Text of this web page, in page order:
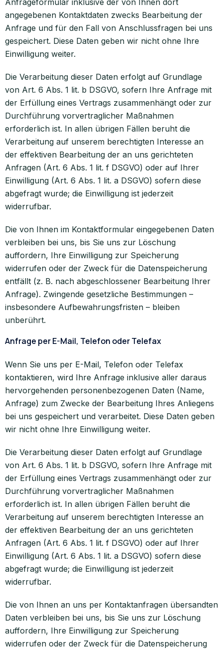
Anfrageformular inklusive der von Ihnen dort
angegebenen Kontaktdaten zwecks Bearbeitung der
Anfrage und für den Fall von Anschlussfragen bei uns
gespeichert. Diese Daten geben wir nicht ohne Ihre
Einwilligung weiter.
Die Verarbeitung dieser Daten erfolgt auf Grundlage
von Art. 6 Abs. 1 lit. b DSGVO, sofern Ihre Anfrage mit
der Erfüllung eines Vertrags zusammenhängt oder zur
Durchführung vorvertraglicher Maßnahmen
erforderlich ist. In allen übrigen Fällen beruht die
Verarbeitung auf unserem berechtigten Interesse an
der effektiven Bearbeitung der an uns gerichteten
Anfragen (Art. 6 Abs. 1 lit. f DSGVO) oder auf Ihrer
Einwilligung (Art. 6 Abs. 1 lit. a DSGVO) sofern diese
abgefragt wurde; die Einwilligung ist jederzeit
widerrufbar.
Die von Ihnen im Kontaktformular eingegebenen Daten
verbleiben bei uns, bis Sie uns zur Löschung
auffordern, Ihre Einwilligung zur Speicherung
widerrufen oder der Zweck für die Datenspeicherung
entfällt (z. B. nach abgeschlossener Bearbeitung Ihrer
Anfrage). Zwingende gesetzliche Bestimmungen –
insbesondere Aufbewahrungsfristen – bleiben
unberührt.
Anfrage per E-Mail, Telefon oder Telefax
Wenn Sie uns per E-Mail, Telefon oder Telefax
kontaktieren, wird Ihre Anfrage inklusive aller daraus
hervorgehenden personenbezogenen Daten (Name,
Anfrage) zum Zwecke der Bearbeitung Ihres Anliegens
bei uns gespeichert und verarbeitet. Diese Daten geben
wir nicht ohne Ihre Einwilligung weiter.
Die Verarbeitung dieser Daten erfolgt auf Grundlage
von Art. 6 Abs. 1 lit. b DSGVO, sofern Ihre Anfrage mit
der Erfüllung eines Vertrags zusammenhängt oder zur
Durchführung vorvertraglicher Maßnahmen
erforderlich ist. In allen übrigen Fällen beruht die
Verarbeitung auf unserem berechtigten Interesse an
der effektiven Bearbeitung der an uns gerichteten
Anfragen (Art. 6 Abs. 1 lit. f DSGVO) oder auf Ihrer
Einwilligung (Art. 6 Abs. 1 lit. a DSGVO) sofern diese
abgefragt wurde; die Einwilligung ist jederzeit
widerrufbar.
Die von Ihnen an uns per Kontaktanfragen übersandten
Daten verbleiben bei uns, bis Sie uns zur Löschung
auffordern, Ihre Einwilligung zur Speicherung
widerrufen oder der Zweck für die Datenspeicherung